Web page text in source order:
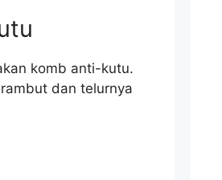
komb anti-kutu.
dan telurnya